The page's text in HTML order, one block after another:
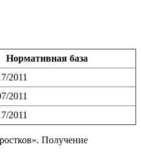
Нормативная база
2011
2011
2011
Получение